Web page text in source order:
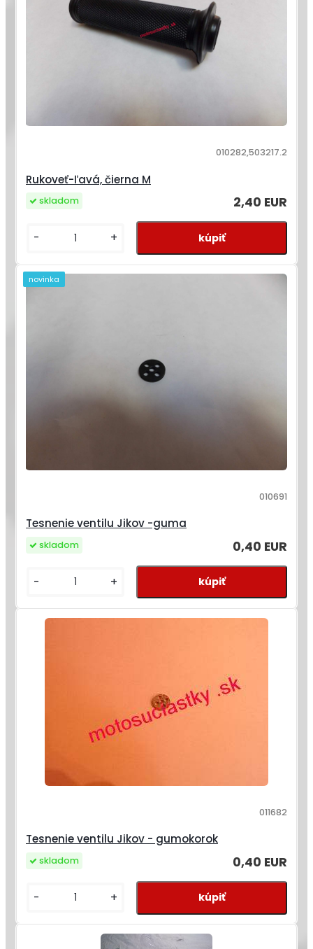
Rukoveť-ľavá, čierna M
010282,503217.2
2,40 EUR
skladom
- +
Tesnenie ventilu Jikov -guma
010691
0,40 EUR
skladom
- +
novinka
Tesnenie ventilu Jikov - gumokorok
011682
0,40 EUR
skladom
- +